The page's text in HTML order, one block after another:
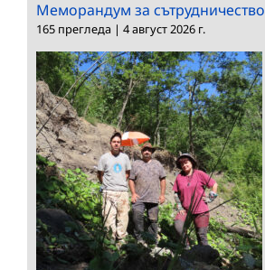
Меморандум за сътрудничество
165 прегледа | 4 август 2026 г.